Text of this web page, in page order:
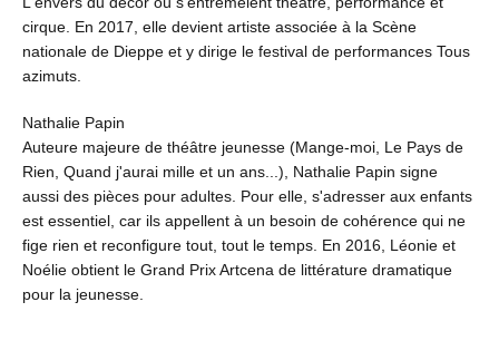
cirque. En 2017, elle devient artiste associée à la Scène
nationale de Dieppe et y dirige le festival de performances Tous
azimuts.
Nathalie Papin
Auteure majeure de théâtre jeunesse (Mange-moi, Le Pays de
Rien, Quand j'aurai mille et un ans...), Nathalie Papin signe
aussi des pièces pour adultes. Pour elle, s'adresser aux enfants
est essentiel, car ils appellent à un besoin de cohérence qui ne
fige rien et reconfigure tout, tout le temps. En 2016, Léonie et
Noélie obtient le Grand Prix Artcena de littérature dramatique
pour la jeunesse.